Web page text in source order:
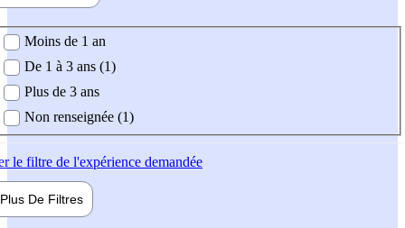
demandée
Moins de 1 an
De 1 à 3 ans (1)
Plus de 3 ans
Non renseignée (1)
le filtre de l'expérience demandée
Plus De Filtres